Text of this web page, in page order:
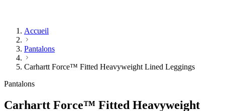
Accueil
Pantalons
Carhartt Force™ Fitted Heavyweight Lined Leggings
Pantalons
Carhartt Force™ Fitted Heavyweight